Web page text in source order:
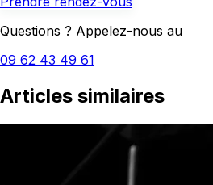
Questions ? Appelez-nous au
09 62 43 49 61
Articles similaires